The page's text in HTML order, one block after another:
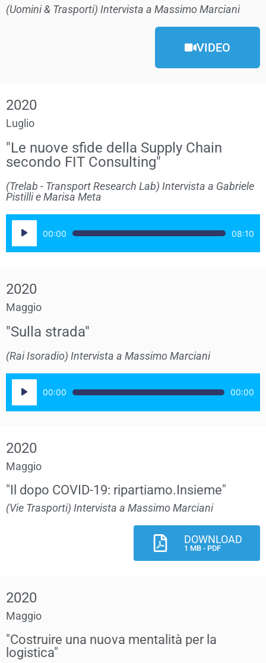
(Uomini & Trasporti) Intervista a Massimo Marciani
VIDEO
2020
Luglio
"Le nuove sfide della Supply Chain
secondo FIT Consulting"
(Trelab - Transport Research Lab) Intervista a Gabriele
Pistilli e Marisa Meta
Player
00:00 08:10
2020
Maggio
"Sulla strada"
(Rai Isoradio) Intervista a Massimo Marciani
Player
00:00 00:00
2020
Maggio
"Il dopo COVID-19: ripartiamo.Insieme"
(Vie Trasporti) Intervista a Massimo Marciani
DOWNLOAD
1 MB - PDF
2020
Maggio
"Costruire una nuova mentalità per la
logistica"